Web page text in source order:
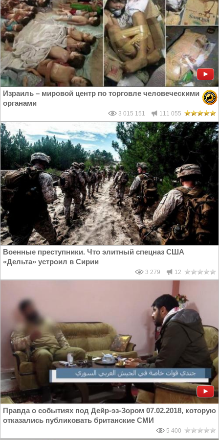
Израиль – мировой центр по торговле человеческими
органами
3 015 151 111 055
Военные преступники. Что элитный спецназ США
«Дельта» устроил в Сирии
3 279 12
Правда о событиях под Дейр-эз-Зором 07.02.2018, которую
отказались публиковать британские СМИ
5 400